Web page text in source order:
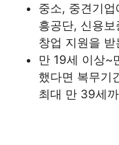
중소, 중견기
흥공단, 신용
창업 지원을
만 19세 이상~
했다면 복무기
최대 만 39세